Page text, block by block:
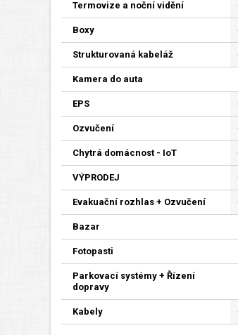
Termovize a noční vidění
Boxy
Strukturovaná kabeláž
Kamera do auta
EPS
Ozvučení
Chytrá domácnost - IoT
VÝPRODEJ
Evakuační rozhlas + Ozvučení
Bazar
Fotopasti
Parkovací systémy + Řízení
dopravy
Kabely